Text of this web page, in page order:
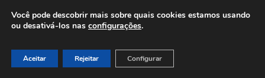
Você pode descobrir mais sobre quais cookies estamos usando
ou desativá-los nas configurações.
Aceitar Rejeitar Configurar